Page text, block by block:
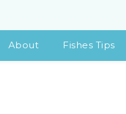
About Fishes Tips